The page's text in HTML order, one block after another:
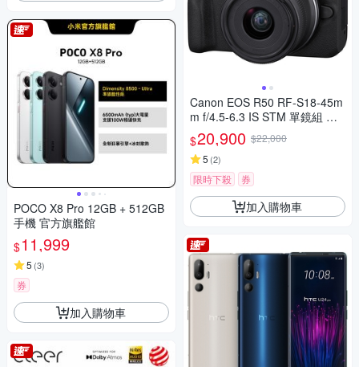
POCO X8 Pro 12GB + 512GB
手機 官方旗艦館
$11,999
5 (3)
券
加入購物車
Canon EOS R50 RF-S18-45m
m f/4.5-6.3 IS STM 單鏡組 公
司貨
$20,900 $22,000
5 (2)
限時下殺 券
加入購物車